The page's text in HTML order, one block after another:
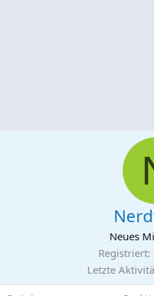
Neues
Registriert
Letzte